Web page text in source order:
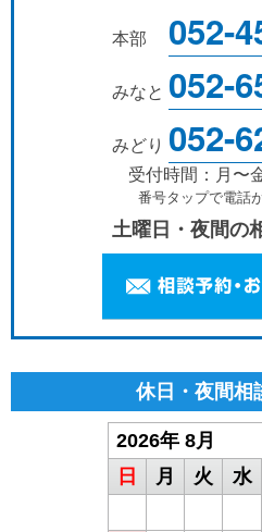
本部 052-
みなと 052-
みどり 052-
受付時間：月〜
番号タップで電話
土曜日・夜間の
休日・夜間相
2026年 8月
日
月 火 水